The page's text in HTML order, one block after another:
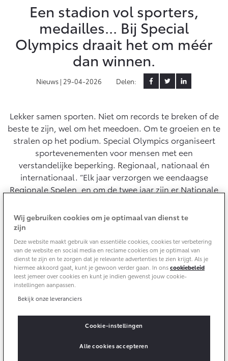
Vanaf € 23.750,- Vanaf € 27.195,-
Yaris Cross
HYBRIDE
Vanaf € 31.895,-
Urban Cruiser
Vanaf € 32.995,-
Corolla Hatchback
Vanaf € 33.495,-
Corolla Touring Sports
HYBRIDE
Vanaf € 35.495,-
Corolla Cross
HYBRIDE
Toyota C-HR
Service & Onderhoud
Werkplaatsafspraak
Onderhoud op Maat
Hybride Zekerheid Controle
Toyota handleidingen
Toyota Service Informatie (SIL)
Schade & Garantie
Toyota Pechhulp
Schade & Glasherstel
10 jaar Toyota garantie
10 jaar batterijgarantie
Toyota fabrieksgarantie
Diensten
Wat is Private Lease?
Private Lease voor ZZP
Financieren
Toyota Betaalplan
Thuislaadpakketten
Laadpas
Energie en slim laden
Verzekeren
Toyota Autoverzekering
Toyota Hybride Autoverzekering
Zakelijk
Toyota voor de zaak
Leaserijder
ZZP
Wagenparkbeheer
Leasen
Financial Lease
Operational Lease
Bedrijfswagens
Bedrijfswagens op maat
Financieren of leasen
Contact en Route
Schade melden
Plan een proefrit
Bekijk de verwachte modellen
Een stadion vol sporters,
medailles... Bij Special
Olympics draait het om méér
dan winnen.
Nieuws | 29-04-2026 Delen:
Lekker samen sporten. Niet om records te breken of de
beste te zijn, wel om het meedoen. Om te groeien en te
stralen op het podium. Special Olympics organiseert
sportevenementen voor mensen met een
verstandelijke beperking. Regionaal, nationaal én
internationaal. “Elk jaar verzorgen we eendaagse
Regionale Spelen, en om de twee jaar zijn er Nationale
land een weekend lang meedoen”, vertelt Rachel
Richardson, directeur van Special Olympics Nederland.
Wij gebruiken cookies om je optimaal van dienst te
zijn
Deze website maakt gebruik van essentiële cookies, cookies ter verbetering
van de website en social media en reclame cookies om je optimaal van
dienst te zijn en te zorgen dat je relevante advertenties te zien krijgt. Als je
hiermee akkoord gaat, kunt je gewoon verder gaan. In onscookiebeleid
leest jemeer over cookies en kunt je indien gewenst jouw cookie-
instellingen aanpassen.
Bekijk onze leveranciers
Cookie-instellingen
Alle cookies accepteren